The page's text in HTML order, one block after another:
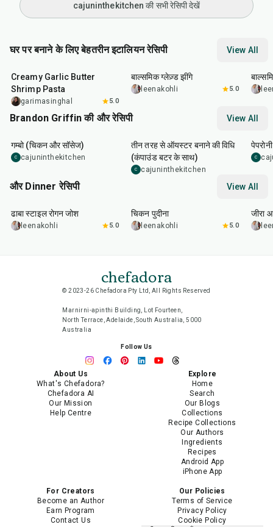
cajuninthekitchen की सभी रेसिपी देखें
घर पर बनाने के लिए बेहतरीन इटालियन रेसिपी View All
min
Creamy Garlic Butter
Shrimp Pasta
garimasinghal 5.0
min
बाल्समिक ग्लेज़्ड झींगे
leenakohli 5.0
Brandon Griffin की और रेसिपी View All
गम्बो (चिकन और सॉसेज)
C cajuninthekitchen
तीन तरह से ऑयस्टर बनाने की विधि
(कंपाउंड बटर के साथ)
C cajuninthekitchen
C
और Dinner रेसिपी View All
1
ढाबा स्टाइल रोगन जोश
leenakohli 5.0
चिकन पुदीना
leenakohli 5.0
जीरा
chefadora
© 2023-26 Chefadora Pty Ltd, All Rights Reserved
Marnirni-apinthi Building, Lot Fourteen,
North Terrace, Adelaide, South Australia, 5000
Australia
Follow Us
About Us
What's Chefadora?
Chefadora AI
Our Mission
Help Centre
Explore
Home
Search
Our Blogs
Collections
Recipe Collections
Our Authors
Ingredients
Recipes
Android App
iPhone App
For Creators
Become an Author
Earn Program
Contact Us
Our Policies
Terms of Service
Privacy Policy
Cookie Policy